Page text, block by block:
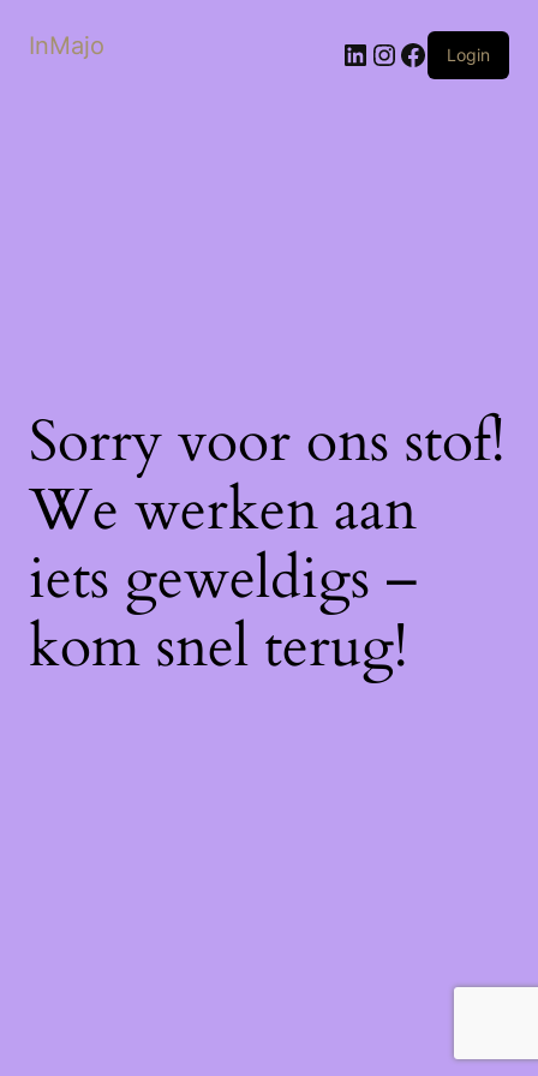
InMajo LinkedIn
Instagram
Facebook
Login
Sorry voor ons stof!
We werken aan
iets geweldigs –
kom snel terug!